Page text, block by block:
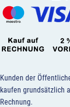
Kunden der
kaufen grundsätzlich
Rechnung.